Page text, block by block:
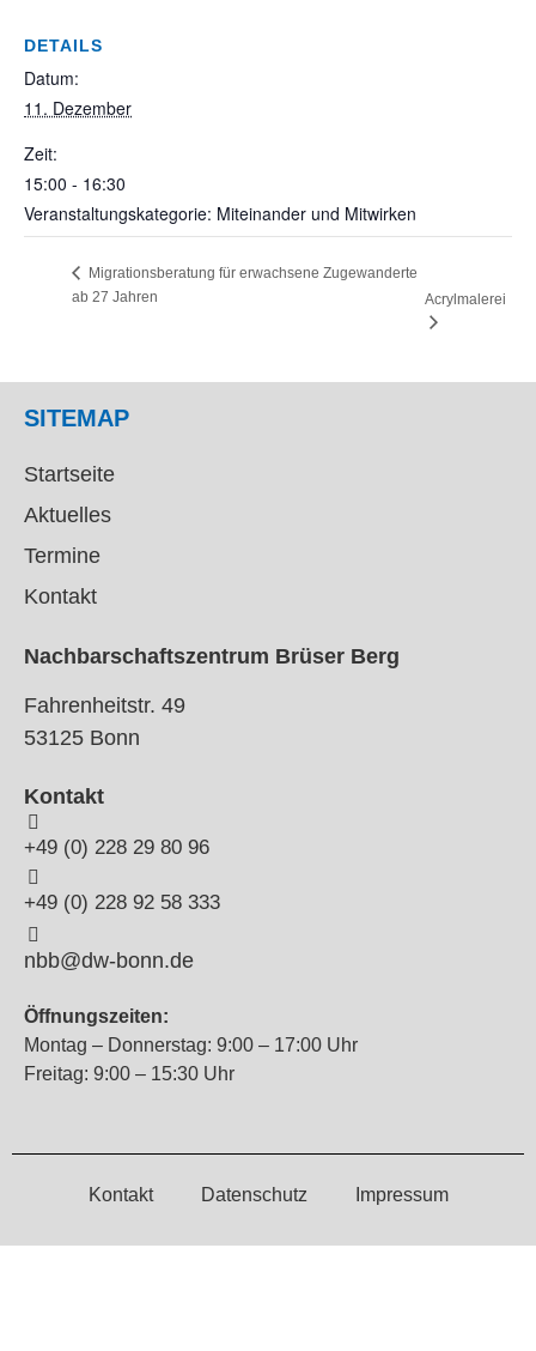
DETAILS
Datum:
11. Dezember
Zeit:
15:00 - 16:30
Veranstaltungskategorie: Miteinander und Mitwirken
Migrationsberatung für erwachsene Zugewanderte
ab 27 Jahren
Acrylmalerei
SITEMAP
Startseite
Aktuelles
Termine
Kontakt
Nachbarschaftszentrum Brüser Berg
Fahrenheitstr. 49
53125 Bonn
Kontakt
+49 (0) 228 29 80 96
+49 (0) 228 92 58 333
nbb@dw-bonn.de
Öffnungszeiten:
Montag – Donnerstag: 9:00 – 17:00 Uhr
Freitag: 9:00 – 15:30 Uhr
Kontakt Datenschutz Impressum